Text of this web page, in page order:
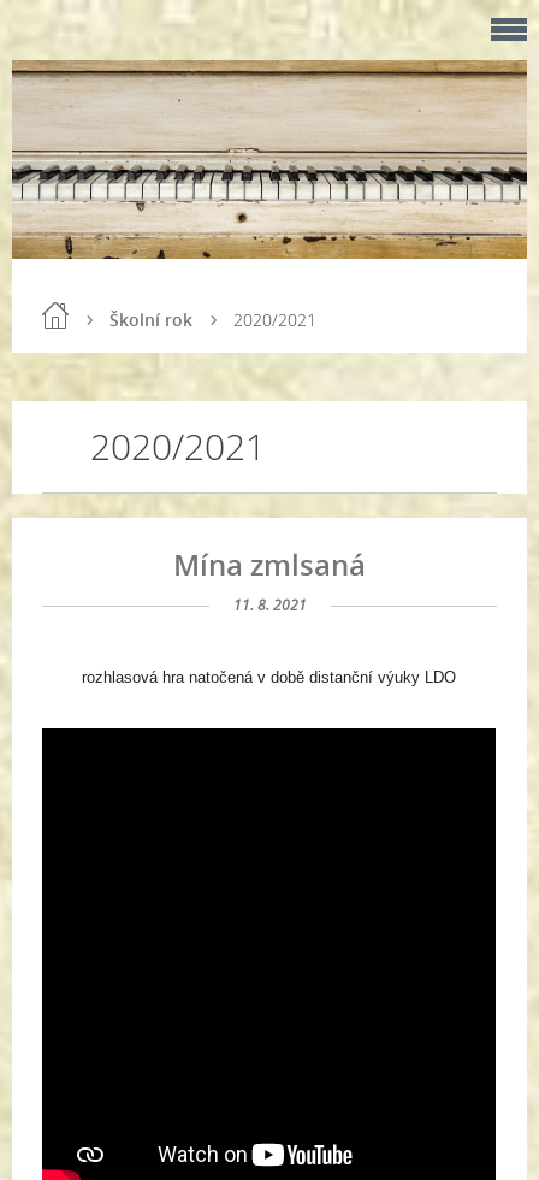
Školní rok 2020/2021
2020/2021
Mína zmlsaná
11. 8. 2021
rozhlasová hra natočená v době distanční výuky LDO